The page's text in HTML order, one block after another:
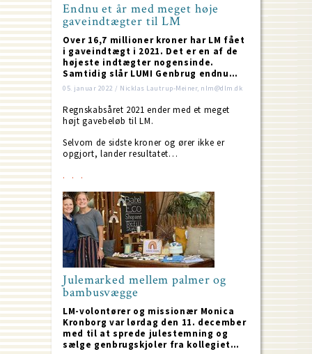
Endnu et år med meget høje
gaveindtægter til LM
Over 16,7 millioner kroner har LM fået
i gaveindtægt i 2021. Det er en af de
højeste indtægter nogensinde.
Samtidig slår LUMI Genbrug endnu…
05. januar 2022 / Nicklas Lautrup-Meiner, nlm@dlm.dk
Regnskabsåret 2021 ender med et meget
højt gavebeløb til LM.
Selvom de sidste kroner og ører ikke er
opgjort, lander resultatet…
Julemarked mellem palmer og
bambusvægge
LM-volontører og missionær Monica
Kronborg var lørdag den 11. december
med til at sprede julestemning og
sælge genbrugskjoler fra kollegiet…